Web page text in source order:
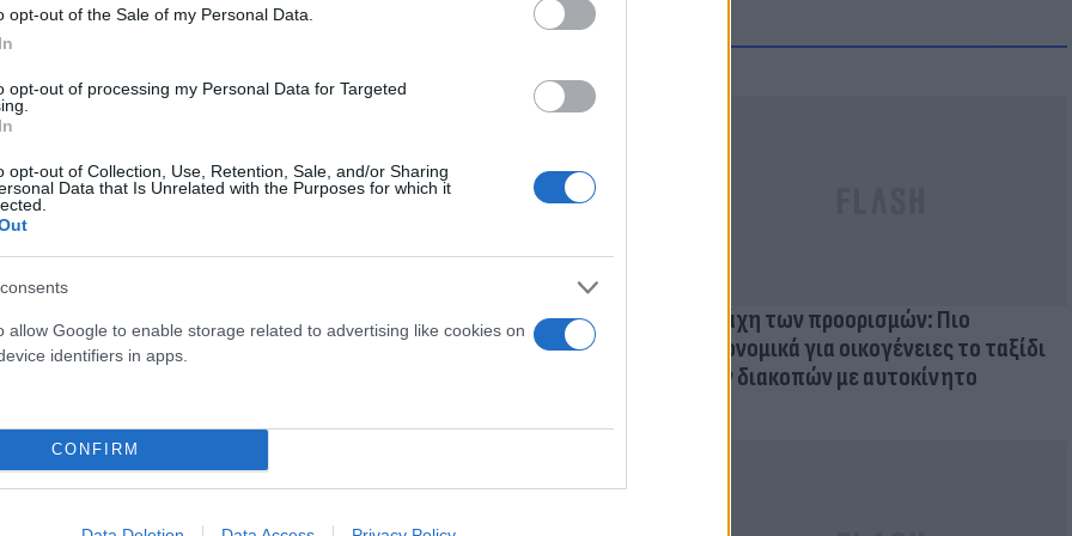
opt-out of the Sale of my Personal Data.
opt-out of processing my Personal Data for Targeted
opt-out of Collection, Use, Retention, Sale, and/or Sharing
Data that Is Unrelated with the Purposes for which it
allow Google to enable storage related to advertising like cookies on
identifiers in apps.
CONFIRM
για Κωνσταντέλια
Skin dysmorphia: Όταν η εμμονή με το
«τέλειο» δέρμα αποτελεί πρόβλημα
Η μάχη των προορισμών: Πιο